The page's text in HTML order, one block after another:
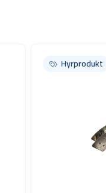
Hyrprodukt
Hyrprodukt